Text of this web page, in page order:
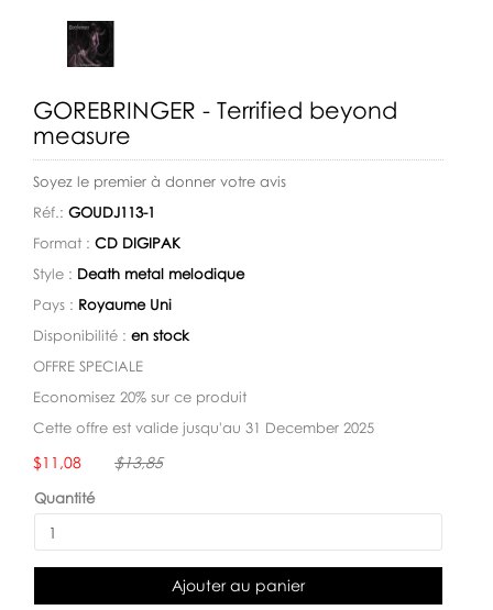
GOREBRINGER - Terrified beyond
measure
Soyez le premier à donner votre avis
Réf.: GOUDJ113-1
Format : CD DIGIPAK
Style : Death metal melodique
Pays : Royaume Uni
Disponibilité : en stock
OFFRE SPECIALE
Economisez 20% sur ce produit
Cette offre est valide jusqu'au 31 December 2025
Disponibilité:
$11,08 $13,85
Quantité
Ajouter au panier